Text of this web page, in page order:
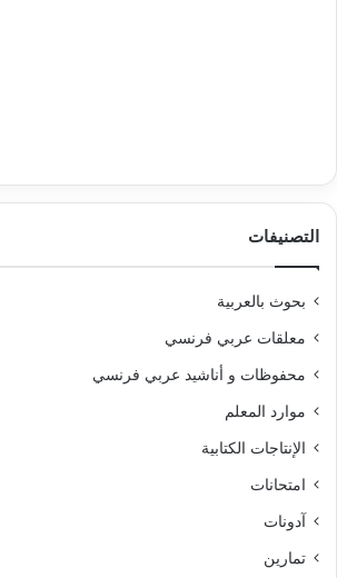
التصنيفات
بحوث بالعربية
معلقات عربي فرنسي
محفوظات و أناشيد عربي فرنسي
موارد المعلم
الإنتاجات الكتابية
امتحانات
آدونات
تمارين